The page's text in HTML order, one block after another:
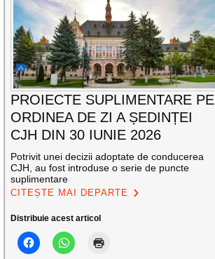
PROIECTE SUPLIMENTARE PE
ORDINEA DE ZI A ȘEDINȚEI
CJH DIN 30 IUNIE 2026
Potrivit unei decizii adoptate de conducerea
CJH, au fost introduse o serie de puncte
suplimentare
CITEȘTE MAI DEPARTE
Distribuie acest articol